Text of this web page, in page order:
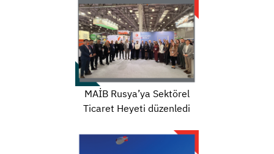
MAİB Rusya’ya Sektörel
Ticaret Heyeti düzenledi